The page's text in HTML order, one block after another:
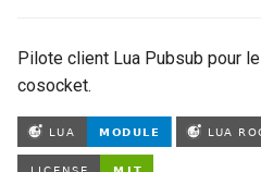
h
e
bot-verifier
cache-purge
Pilote client Lua Pubsub pour le
cosocket.